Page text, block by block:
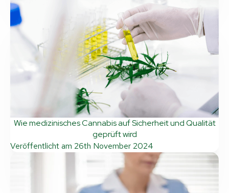
Wie medizinisches Cannabis auf Sicherheit und Qualität
geprüft wird
Veröffentlicht am 26th November 2024